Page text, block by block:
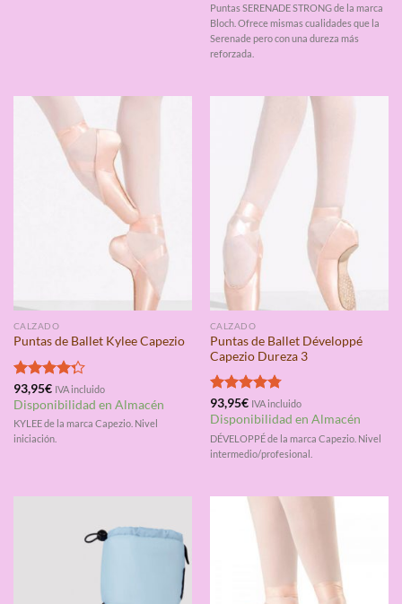
Puntas SERENADE STRONG de la marca
Bloch. Ofrece mismas cualidades que la
Serenade pero con una dureza más
reforzada.
CALZADO
Puntas de Ballet Kylee Capezio
Valorado
con4.25
de 5
93,95€ IVA incluido
Disponibilidad en Almacén
KYLEE de la marca Capezio. Nivel
iniciación.
CALZADO
Puntas de Ballet Développé
Capezio Dureza 3
Valorado
con4.75
de 5
93,95€ IVA incluido
Disponibilidad en Almacén
DÉVELOPPÉ de la marca Capezio. Nivel
intermedio/profesional.